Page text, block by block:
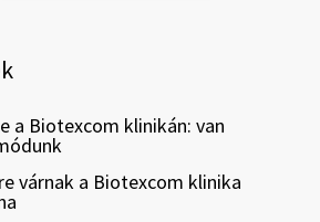
a Biotexcom klinikán: van
várnak a Biotexcom klinika